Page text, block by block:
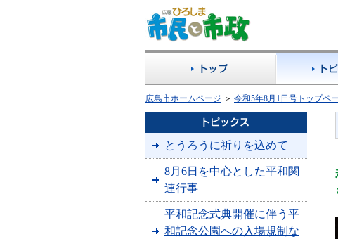
広島市ホームページ ＞ 令和5年8月1日号トップペ
とうろうに祈りを込めて
8月6日を中心とした平和関
連行事
平和記念式典開催に伴う平
和記念公園への入場規制な